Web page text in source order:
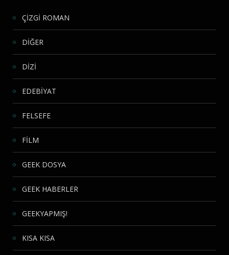
ÇİZGİ ROMAN
DİĞER
DİZİ
EDEBİYAT
FELSEFE
FİLM
GEEK DOSYA
GEEK HABERLER
GEEKYAPMIŞ!
KISA KISA